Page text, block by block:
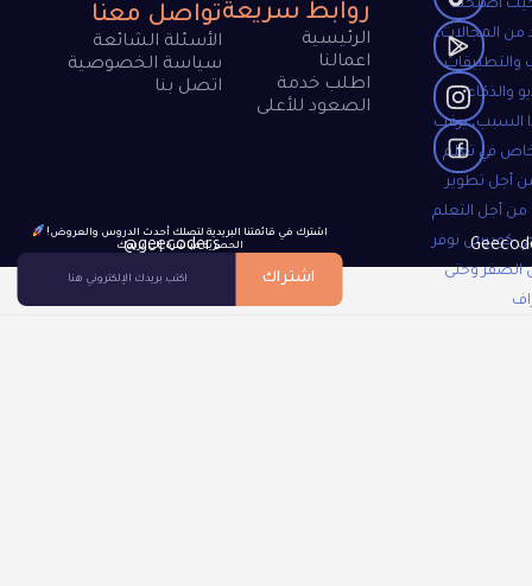
حيث أصبحت
من المجالات،
والتطبيقات
والذكاء
السبب، يرغب
في تعلم
أجل تطوير
من أجل التعلم
جي كودرس نوفر
الصفر وحتى
@geecoders
روابط سريعة
الرئيسية
اعمالنا
اطلب خدمة
الصعود للأعلى
تواصل معنا
الأسئلة الشائعة
سياسة الخصوصية
اتصل بنا
!اشترك في قائمتنا البريدية لتصلك أحدث الدروس والعروض
الحصرية مباشرة إلى بريدك
اشتراك